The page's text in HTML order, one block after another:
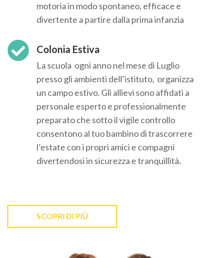
motoria in modo spontaneo, efficace e
divertente a partire dalla prima infanzia
Colonia Estiva
La scuola ogni anno nel mese di Luglio
presso gli ambienti dell’istituto, organizza
un campo estivo. Gli allievi sono affidati a
personale esperto e professionalmente
preparato che sotto il vigile controllo
consentono al tuo bambino di trascorrere
l’estate con i propri amici e compagni
divertendosi in sicurezza e tranquillità.
SCOPRI DI PIÙ